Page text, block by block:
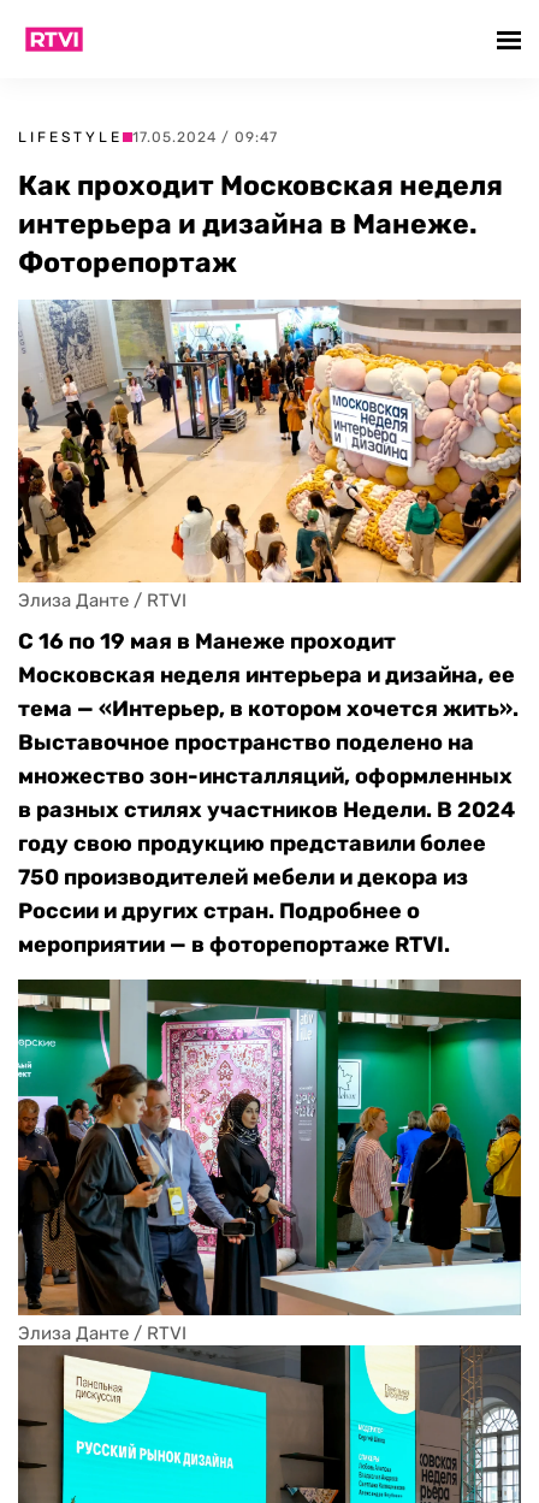
LIFESTYLE 17.05.2024 / 09:47
Как проходит Московская неделя
интерьера и дизайна в Манеже.
Фоторепортаж
Элиза Данте / RTVI
С 16 по 19 мая в Манеже проходит
Московская неделя интерьера и дизайна, ее
тема — «Интерьер, в котором хочется жить».
Выставочное пространство поделено на
множество зон-инсталляций, оформленных
в разных стилях участников Недели. В 2024
году свою продукцию представили более
750 производителей мебели и декора из
России и других стран. Подробнее о
мероприятии — в фоторепортаже RTVI.
Элиза Данте / RTVI